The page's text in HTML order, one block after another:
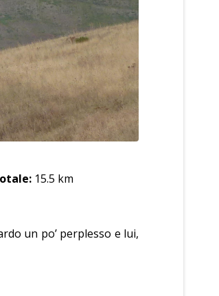
15.5 km
un po’ perplesso e lui,